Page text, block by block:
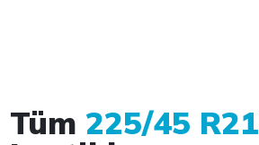
Tüm 225/45 R21